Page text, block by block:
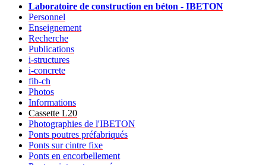
Laboratoire de construction en béton - IBETON
Personnel
Enseignement
Recherche
Publications
i-structures
i-concrete
fib-ch
Photos
Informations
Cassette L20
Photographies de l'IBETON
Ponts poutres préfabriqués
Ponts sur cintre fixe
Ponts en encorbellement